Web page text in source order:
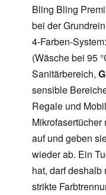
Bling Bling
bei der
4-Farben-System:
(Wäsche bei 95
Sanitärbereich,
sensible
Regale und
auf und geben
wieder ab. Ein
hat, darf
strikte